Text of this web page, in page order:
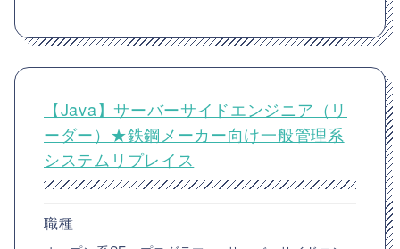
【Java】サーバーサイドエンジニア（リ
ーダー）★鉄鋼メーカー向け一般管理系
システムリプレイス
職種